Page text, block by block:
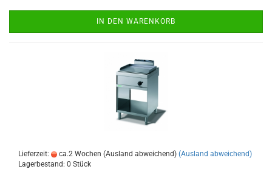
IN DEN WARENKORB
Lieferzeit: ca.2 Wochen (Ausland abweichend) (Ausland abweichend)
Lagerbestand: 0 Stück